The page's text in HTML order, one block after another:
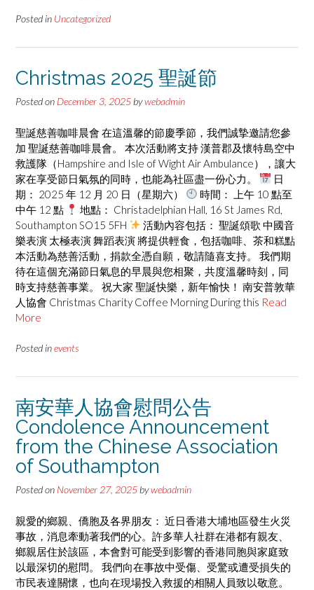
Posted in Uncategorized
Christmas 2025 聖誕節
Posted on December 3, 2025 bywebadmin
聖誕慈善咖啡晨會 在這溫馨的節慶季節，我們誠摯邀請您參
加 聖誕慈善咖啡晨會。 本次活動將支持 漢普郡及懷特島空中
救護隊（Hampshire and Isle of Wight Air Ambulance），讓大
家在享受節日氣氛的同時，也能為社區盡一份心力。
日
期： 2025 年 12 月 20 日（星期六）
時間： 上午 10 點至
中午 12 點
地點： Christadelphian Hall, 16 St James Rd,
Southampton SO15 5FH
活動內容包括： 聖誕頌歌 中國音
樂表演 太極表演 舞蹈表演 將提供輕食，包括咖啡、茶和糕點
本活動為慈善活動，捐款全憑自願，敬請隨喜支持。 我們期
待在這個充滿節日氣息的早晨與您相聚，共度溫馨時刻，同
時支持慈善事業。 祝大家 聖誕快樂，新年愉快！ 南安普敦華
人協會 Christmas Charity Coffee Morning During this Read
More
Posted inevents
南安華人協會慰問公告
Condolence Announcement
from the Chinese Association
of Southampton
Posted on November 27, 2025 bywebadmin
親愛的鄉親、僑胞及各界朋友： 近日香港大埔地區發生火災
事故，消息牽動著我們的心。許多華人社群在港都有親友、
鄉親居住於該區，本會對可能受到影響的香港同胞與家庭致
以最深切的慰問。 我們向在事故中受傷、受驚或遭受損失的
市民表達關懷，也向在現場投入救援的相關人員致以敬意。